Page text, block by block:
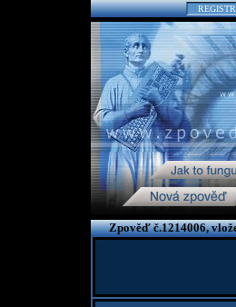
Zpověď č.1214006,